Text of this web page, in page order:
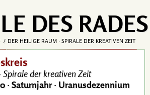
DES RADES
DER HEILIGE RAUM · SPIRALE DER KREATIVEN ZEIT
Spirale der kreativen Zeit
· Saturnjahr · Uranusdezennium